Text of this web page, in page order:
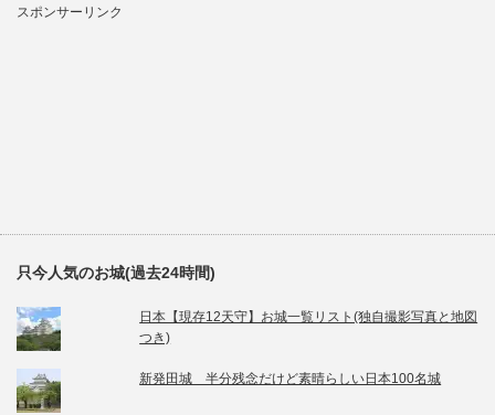
スポンサーリンク
只今人気のお城(過去24時間)
日本【現存12天守】お城一覧リスト(独自撮影写真と地図
つき)
新発田城 半分残念だけど素晴らしい日本100名城